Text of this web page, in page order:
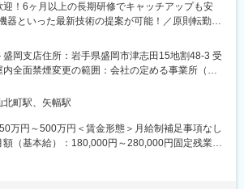
！6ヶ月以上の長期研修でキャッチアップも安
器といった最新技術の提案が可能！／原則転勤は
ある調剤薬局やドラッグストアに対して、主力製
剤分包機などの調剤IoT機器を販売いただく職種
キルの市場価値は上昇の一途を辿っており、同社
盛岡支店住所：岩手県盛岡市津志田15地割48-3 受
全面禁煙変更の範囲：会社の定める事業所（リ
）
町駅、矢幅駅
万円～500万円＜賃金形態＞月給制補足事項なし
額（基本給）：180,000円～280,000円固定残業手